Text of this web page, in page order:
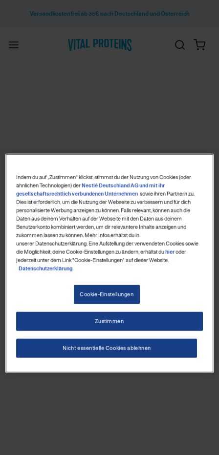
Versandkostenfrei ab 35€ nach Deutschland und Österreich
Indem du auf „Zustimmen“ klickst, stimmst du der Nutzung von Cookies (oder
ähnlichen Technologien) derNestlé Deutschland AG und mit ihr
gesellschaftsrechtlich verbundenen Unternehmen sowie ihren Partnern zu.
Dies ist erforderlich, um die Nutzung der Webseite zu verbessern und für dich
personalisierte Werbung anzeigen zu können. Falls relevant, können auch die
Daten aus deinem Verhalten auf der Webseite mit den Daten aus deinem
Benutzerkonto kombiniert werden, um dir relevantere Inhalte anzeigen und
zukommen lassen zu können. Mehr Infos erhältst du in
unserer Datenschutzerklärung. Eine Aufstellung der verwendeten Cookies sowie
die Möglichkeit, deine Cookie-Einstellungen zu ändern, erhältst duhieroder
jederzeit unter dem Link "Cookie-Einstellungen" auf dieser Website.
Datenschutzerklärung
Cookie-Einstellungen
Nicht essentielle Cookies ablehnen
Zustimmen